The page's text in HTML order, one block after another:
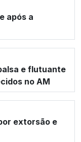
após a
e flutuante
no AM
extorsão e